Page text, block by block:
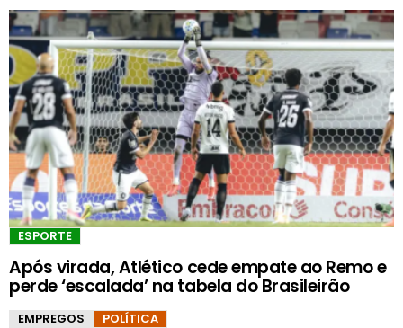
ESPORTE
Após virada, Atlético cede empate ao Remo e
perde ‘escalada’ na tabela do Brasileirão
EMPREGOS POLÍTICA